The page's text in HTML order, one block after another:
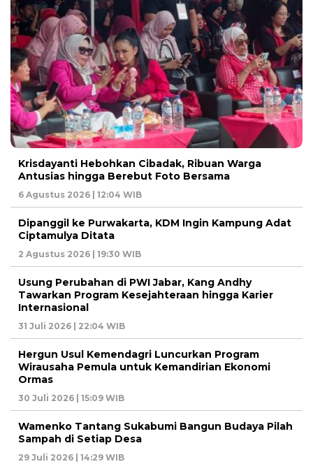
Krisdayanti Hebohkan Cibadak, Ribuan Warga
Antusias hingga Berebut Foto Bersama
6 Agustus 2026 | 12:04 WIB
Dipanggil ke Purwakarta, KDM Ingin Kampung Adat
Ciptamulya Ditata
2 Agustus 2026 | 19:30 WIB
Usung Perubahan di PWI Jabar, Kang Andhy
Tawarkan Program Kesejahteraan hingga Karier
Internasional
31 Juli 2026 | 22:04 WIB
Hergun Usul Kemendagri Luncurkan Program
Wirausaha Pemula untuk Kemandirian Ekonomi
Ormas
30 Juli 2026 | 15:09 WIB
Wamenko Tantang Sukabumi Bangun Budaya Pilah
Sampah di Setiap Desa
29 Juli 2026 | 14:29 WIB